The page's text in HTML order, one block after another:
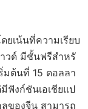
ยเน้นที่ความเรียบ
วด์ มีชั้นฟรีสำหรั
มต้นที่ 15 ดอลลา
ฟังก์ชันเอเชียแป
ของจีน สามารถ